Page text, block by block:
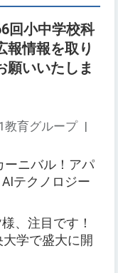
回小中学校科
報情報を取り
願いいたしま
教育グループ |
ーニバル！アパ
AI テクノロジー
、注目です！
学で盛大に開